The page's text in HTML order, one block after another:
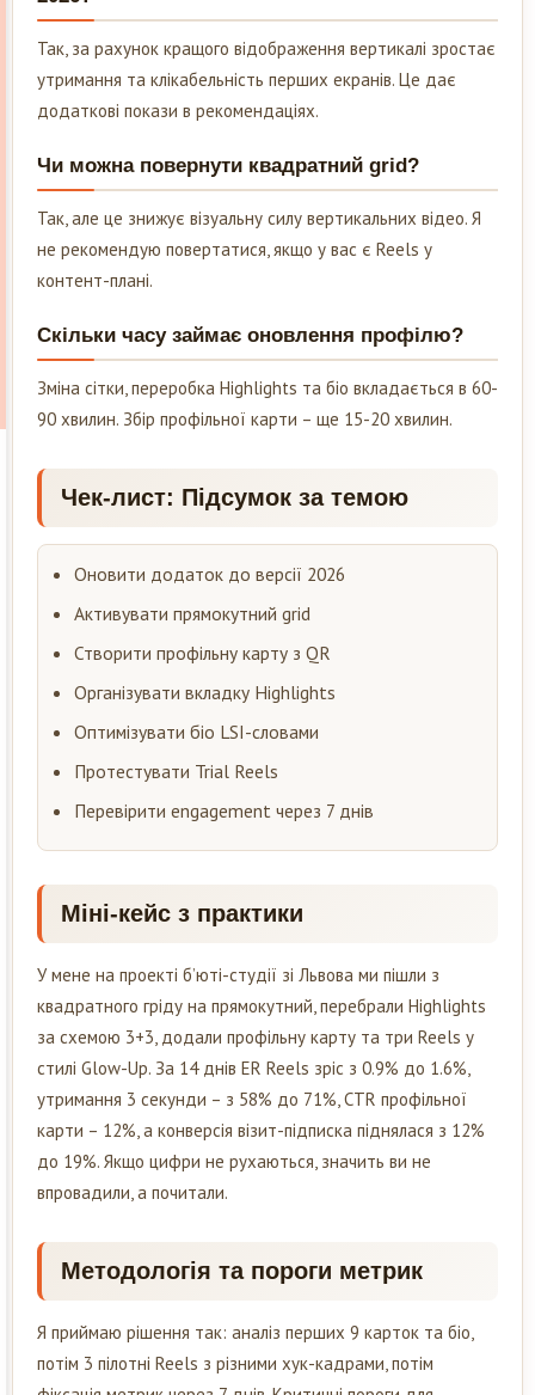
Так, за рахунок кращого відображення вертикалі зростає
утримання та клікабельність перших екранів. Це дає
додаткові покази в рекомендаціях.
Чи можна повернути квадратний grid?
Так, але це знижує візуальну силу вертикальних відео. Я
не рекомендую повертатися, якщо у вас є Reels у
контент-плані.
Скільки часу займає оновлення профілю?
Зміна сітки, переробка Highlights та біо вкладається в 60-
90 хвилин. Збір профільної карти – ще 15-20 хвилин.
Чек-лист: Підсумок за темою
Оновити додаток до версії 2026
Активувати прямокутний grid
Створити профільну карту з QR
Організувати вкладку Highlights
Оптимізувати біо LSI-словами
Протестувати Trial Reels
Перевірити engagement через 7 днів
Міні-кейс з практики
У мене на проекті б’юті-студії зі Львова ми пішли з
квадратного гріду на прямокутний, перебрали Highlights
за схемою 3+3, додали профільну карту та три Reels у
стилі Glow-Up. За 14 днів ER Reels зріс з 0.9% до 1.6%,
утримання 3 секунди – з 58% до 71%, CTR профільної
карти – 12%, а конверсія візит-підписка піднялася з 12%
до 19%. Якщо цифри не рухаються, значить ви не
впровадили, а почитали.
Методологія та пороги метрик
Я приймаю рішення так: аналіз перших 9 карток та біо,
потім 3 пілотні Reels з різними хук-кадрами, потім